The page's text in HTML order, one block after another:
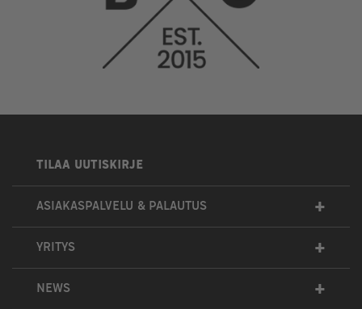
TILAA UUTISKIRJE
ASIAKASPALVELU & PALAUTUS +
YRITYS +
NEWS +